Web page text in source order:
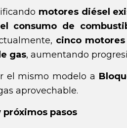
motores diésel
consumo de
cinco
gas, aumentando
el mismo modelo a
aprovechable.
pasos